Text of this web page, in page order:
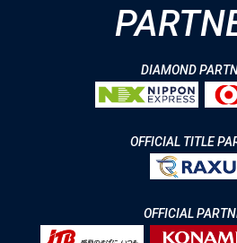
DIAMOND
OFFICIAL TITLE
OFFICIAL